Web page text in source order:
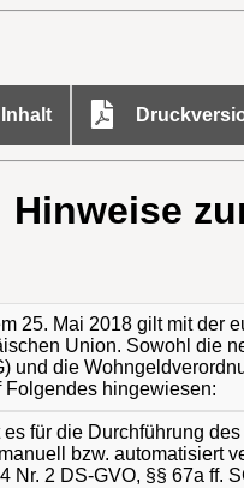
Inhalt
Hinweise
25. Mai 2018 gilt mit der
Union. Sowohl die
und die
Folgendes hingewiesen:
es für die Durchführung
bzw. automatisiert
Nr. 2 DS-GVO, §§ 67a ff.